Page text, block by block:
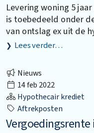
Levering woning 5
is toebedeeld onder
van ontslag ex uit de
Lees verder…
Nieuws
14 feb 2022
Hypothecair krediet
Aftrekposten
Vergoedingsrente